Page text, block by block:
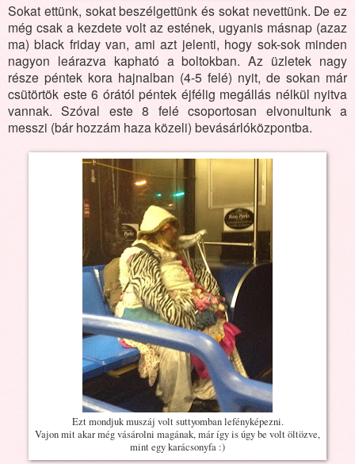
Sokat ettünk, sokat beszélgettünk és sokat nevettünk. De ez
még csak a kezdete volt az estének, ugyanis másnap (azaz
ma) black friday van, ami azt jelenti, hogy sok-sok minden
nagyon leárazva kapható a boltokban. Az üzletek nagy
része péntek kora hajnalban (4-5 felé) nyit, de sokan már
csütörtök este 6 órától péntek éjfélig megállás nélkül nyitva
vannak. Szóval este 8 felé csoportosan elvonultunk a
messzi (bár hozzám haza közeli) bevásárlóközpontba.
Ezt mondjuk muszáj volt suttyomban lefényképezni.
Vajon mit akar még vásárolni magának, már így is úgy be volt öltözve,
mint egy karácsonyfa :)